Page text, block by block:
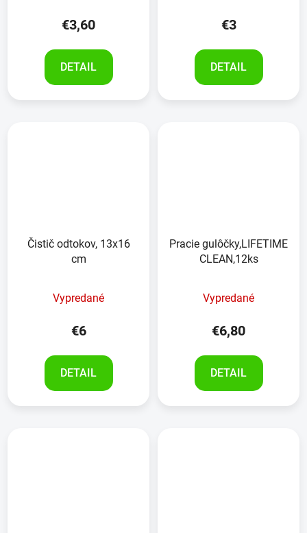
€3,60
DETAIL
€3
DETAIL
Čistič odtokov, 13x16
cm
Vypredané
€6
DETAIL
Pracie gulôčky,LIFETIME
CLEAN,12ks
Vypredané
€6,80
DETAIL